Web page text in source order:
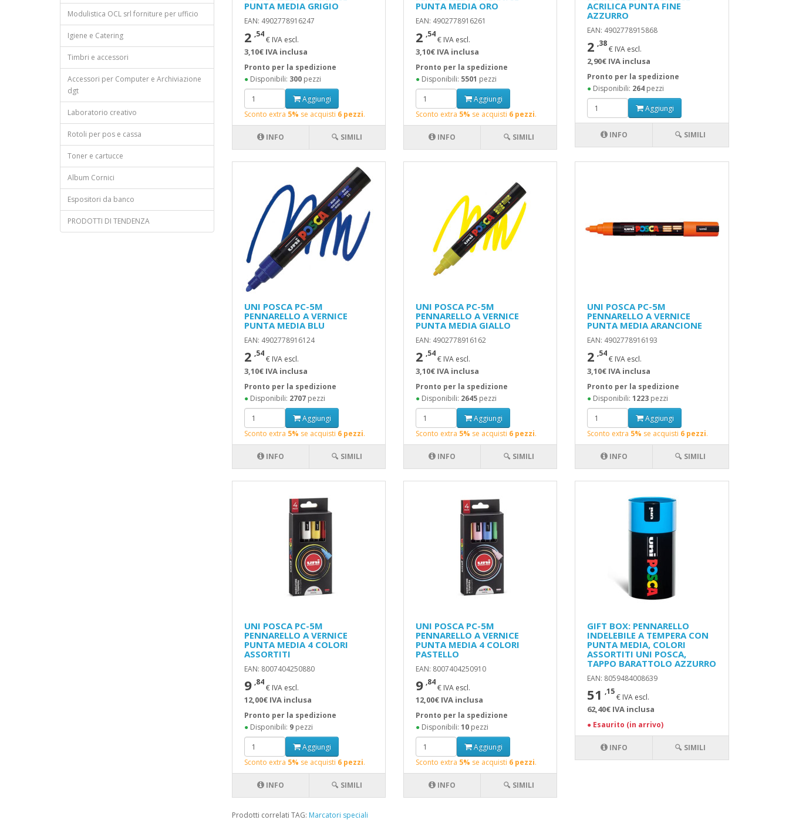
Modulistica OCL srl forniture per ufficio
Igiene e Catering
Timbri e accessori
Accessori per Computer e Archiviazione
dgt
Laboratorio creativo
Rotoli per pos e cassa
Toner e cartucce
Album Cornici
Espositori da banco
PRODOTTI DI TENDENZA
PUNTA MEDIA GRIGIO
EAN: 4902778916247
2 ,54
€ IVA escl.
3,10€ IVA inclusa
Pronto per la spedizione
●Disponibili: 300pezzi
Aggiungi
Sconto extra 5% se acquisti 6 pezzi.
INFO 🔍 SIMILI
PUNTA MEDIA ORO
EAN: 4902778916261
2 ,54
€ IVA escl.
3,10€ IVA inclusa
Pronto per la spedizione
●Disponibili: 5501 pezzi
Aggiungi
Sconto extra 5% se acquisti 6 pezzi.
INFO 🔍 SIMILI
ACRILICA PUNTA FINE
AZZURRO
EAN: 4902778915868
2 ,38
€ IVA escl.
2,90€ IVA inclusa
Pronto per la spedizione
● Disponibili: 264 pezzi
Aggiungi
INFO 🔍 SIMILI
UNI POSCA PC-5M
PENNARELLO A VERNICE
PUNTA MEDIA BLU
EAN: 4902778916124
2 ,54
€ IVA escl.
3,10€ IVA inclusa
Pronto per la spedizione
●Disponibili: 2707pezzi
Aggiungi
Sconto extra 5% se acquisti 6 pezzi.
INFO 🔍 SIMILI
UNI POSCA PC-5M
PENNARELLO A VERNICE
PUNTA MEDIA GIALLO
EAN: 4902778916162
2 ,54
€ IVA escl.
3,10€ IVA inclusa
Pronto per la spedizione
●Disponibili: 2645pezzi
Aggiungi
Sconto extra 5% se acquisti 6 pezzi.
INFO 🔍 SIMILI
UNI POSCA PC-5M
PENNARELLO A VERNICE
PUNTA MEDIA ARANCIONE
EAN: 4902778916193
2 ,54
€ IVA escl.
3,10€ IVA inclusa
Pronto per la spedizione
● Disponibili:1223 pezzi
Aggiungi
Sconto extra 5% se acquisti 6 pezzi.
INFO 🔍 SIMILI
UNI POSCA PC-5M
PENNARELLO A VERNICE
PUNTA MEDIA 4 COLORI
ASSORTITI
EAN: 8007404250880
9 ,84
€ IVA escl.
12,00€ IVA inclusa
Pronto per la spedizione
●Disponibili: 9pezzi
Aggiungi
Sconto extra 5% se acquisti 6 pezzi.
INFO 🔍 SIMILI
UNI POSCA PC-5M
PENNARELLO A VERNICE
PUNTA MEDIA 4 COLORI
PASTELLO
EAN: 8007404250910
9 ,84
€ IVA escl.
12,00€ IVA inclusa
Pronto per la spedizione
●Disponibili: 10pezzi
Aggiungi
Sconto extra 5% se acquisti 6 pezzi.
INFO 🔍 SIMILI
GIFT BOX: PENNARELLO
INDELEBILE A TEMPERA CON
PUNTA MEDIA, COLORI
ASSORTITI UNI POSCA,
TAPPO BARATTOLO AZZURRO
EAN: 8059484008639
51 ,15
€ IVA escl.
62,40€ IVA inclusa
● Esaurito (in arrivo)
INFO 🔍 SIMILI
Prodotti correlati TAG: Marcatori speciali